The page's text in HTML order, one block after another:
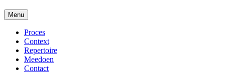
Menu
Proces
Context
Repertoire
Meedoen
Contact